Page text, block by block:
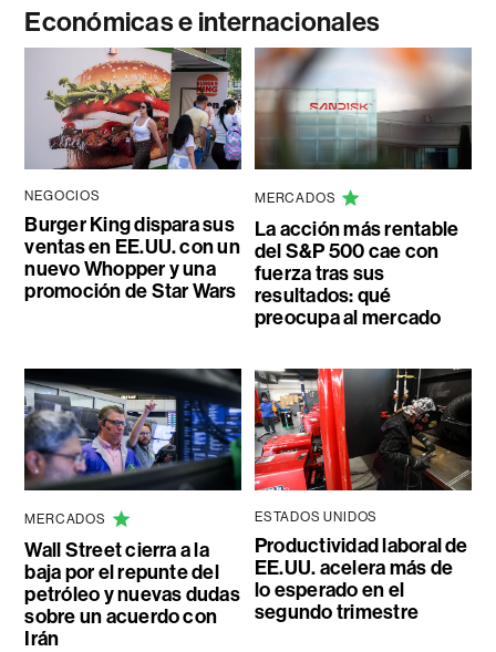
Económicas e internacionales
NEGOCIOS
Burger King dispara sus
ventas en EE.UU. con un
nuevo Whopper y una
promoción de Star Wars
MERCADOS
La acción más rentable
del S&P 500 cae con
fuerza tras sus
resultados: qué
preocupa al mercado
MERCADOS
Wall Street cierra a la
baja por el repunte del
petróleo y nuevas dudas
sobre un acuerdo con
Irán
ESTADOS UNIDOS
Productividad laboral de
EE.UU. acelera más de
lo esperado en el
segundo trimestre